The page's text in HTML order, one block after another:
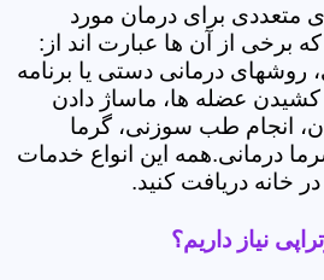
متعددی برای درمان مورد
برخی از آن ها عبارت اند از:
روشهای درمانی دستی یا برنامه
عضله ها، ماساژ دادن
انجام طب سوزنی، گرما
درمانی.همه این انواع خدمات
خانه دریافت کنید.
نیاز داریم؟